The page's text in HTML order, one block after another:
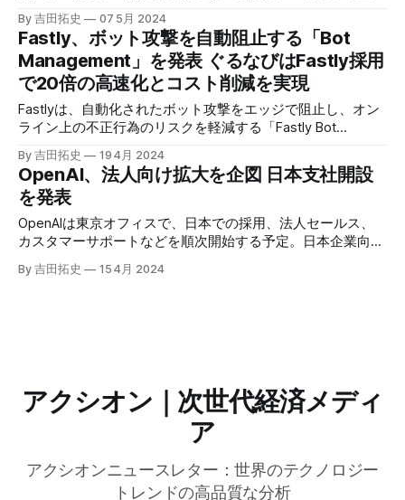
までには数年かかるとの見方もある。AIの効率化が進むと予
測する声もあるが、自社開発に消極的な企業もあり、投資の
是非は数年後に判明するだろう。
By 吉田拓史 07 5月 2024
Fastly、ボット攻撃を自動阻止する「Bot
Management」を発表 ぐるなびはFastly採用
で20倍の高速化とコスト削減を実現
Fastlyは、自動化されたボット攻撃をエッジで阻止し、オン
ライン上の不正行為のリスクを軽減する「Fastly Bot
Management」を発表。 楽天ぐるなびがFastlyのCDNを採用
し、キャッシュヒット率90%以上で最大20倍の高速化を実現
した。
By 吉田拓史 19 4月 2024
OpenAI、法人向け拡大を企図 日本支社開設
を発表
OpenAIは東京オフィスで、日本での採用、法人セールス、
カスタマーサポートなどを順次開始する予定。日本企業向け
に最適化されたGPT-4カスタムモデルの提供を見込む。日本
での拠点設立は、政官の積極的な姿勢や法体系が寄与した可
By 吉田拓史 15 4月 2024
アクシオン｜次世代経済メディ
ア
アクシオンニュースレター：世界のテクノロジー
トレンドの高品質な分析